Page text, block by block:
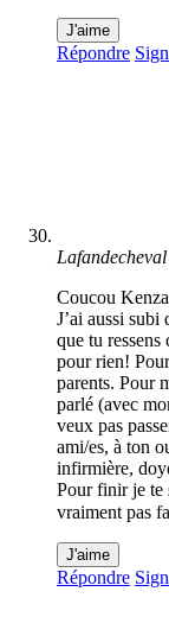
J'aime
Répondre
Lafandecheval
Coucou
J’ai aussi
que tu ressens
pour rien!
parents. Pour
parlé (avec
veux pas
ami/es, à ton
infirmière,
Pour finir je te
vraiment pas
J'aime
Répondre